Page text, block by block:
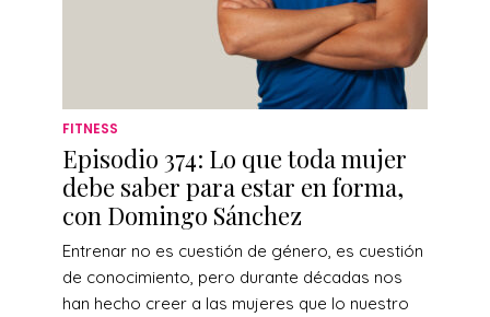
FITNESS
Episodio 374: Lo que toda mujer
debe saber para estar en forma,
con Domingo Sánchez
Entrenar no es cuestión de género, es cuestión
de conocimiento, pero durante décadas nos
han hecho creer a las mujeres que lo nuestro